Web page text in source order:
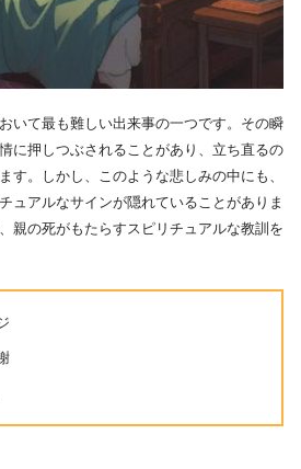
いて最も難しい出来事の一つです。その瞬
に押しつぶされることがあり、立ち直るの
す。しかし、このような悲しみの中にも、
ュアルなサインが隠れていることがありま
親の死がもたらすスピリチュアルな教訓を